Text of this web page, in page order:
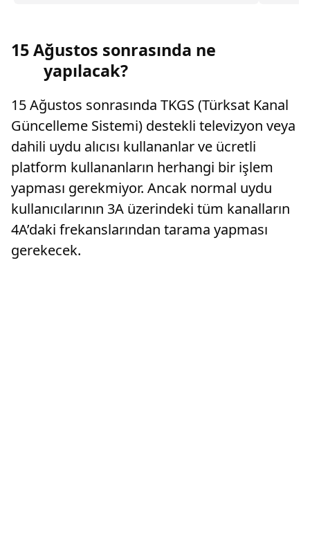
15 Ağustos sonrasında ne
yapılacak?
15 Ağustos sonrasında TKGS (Türksat Kanal
Güncelleme Sistemi) destekli televizyon veya
dahili uydu alıcısı kullananlar ve ücretli
platform kullananların herhangi bir işlem
yapması gerekmiyor. Ancak normal uydu
kullanıcılarının 3A üzerindeki tüm kanalların
4A’daki frekanslarından tarama yapması
gerekecek.